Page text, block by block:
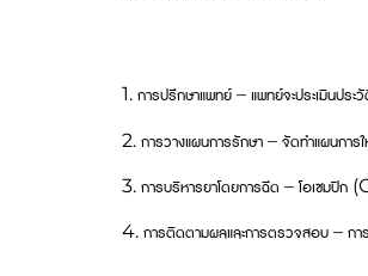
1. การปรึกษาแพทย์ – แพทย์จะประเมินประ
2. การวางแผนการรักษา – จัดทำแผนการ
3. การบริหารยาโดยการฉีด – โอเซมปิ
4. การติดตามผลและการตรวจสอบ – กา